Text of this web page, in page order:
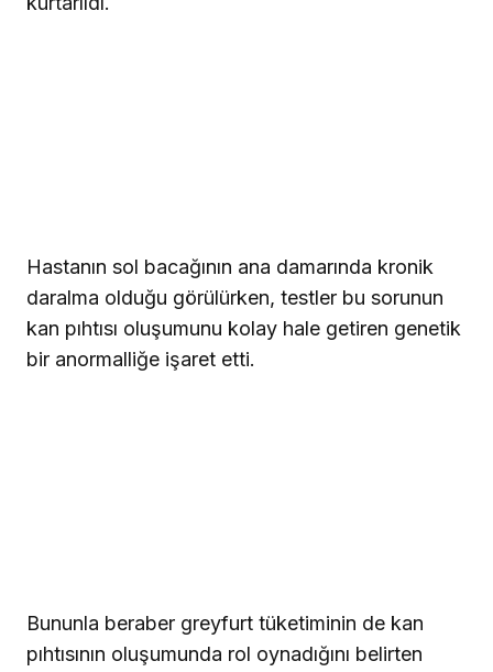
Hastanın sol bacağının ana damarında kronik
daralma olduğu görülürken, testler bu sorunun
kan pıhtısı oluşumunu kolay hale getiren genetik
bir anormalliğe işaret etti.
Bununla beraber greyfurt tüketiminin de kan
pıhtısının oluşumunda rol oynadığını belirten